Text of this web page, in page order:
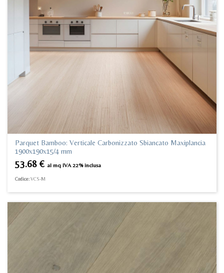
Parquet Bamboo: Verticale Carbonizzato Sbiancato Maxiplancia
1900x190x15/4 mm
53.68 € al mq IVA 22% inclusa
Codice:VCS-M